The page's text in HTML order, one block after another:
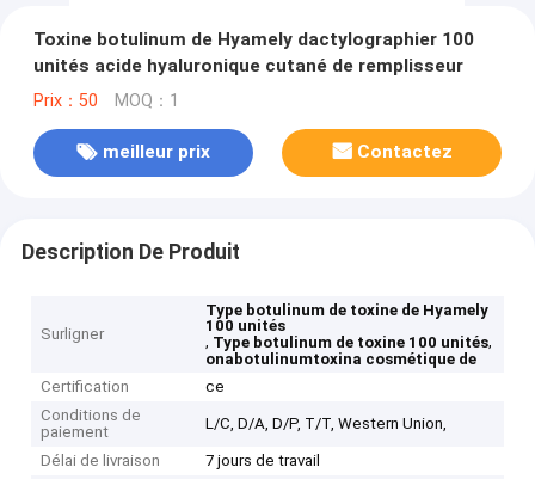
Toxine botulinum de Hyamely dactylographier 100
unités acide hyaluronique cutané de remplisseur
Prix：50 MOQ：1
meilleur prix Contactez
Description De Produit
Surligner
Type botulinum de toxine de Hyamely
100 unités
, Type botulinum de toxine 100 unités,
onabotulinumtoxina cosmétique de
Certification
ce
Conditions de
paiement
L/C, D/A, D/P, T/T, Western Union,
Délai de livraison
7 jours de travail